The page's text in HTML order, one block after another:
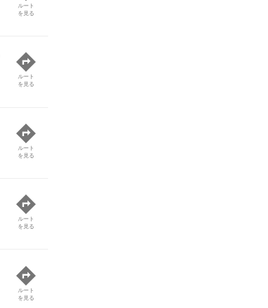
ルート
を見る
ルート
を見る
ルート
を見る
ルート
を見る
ルート
を見る